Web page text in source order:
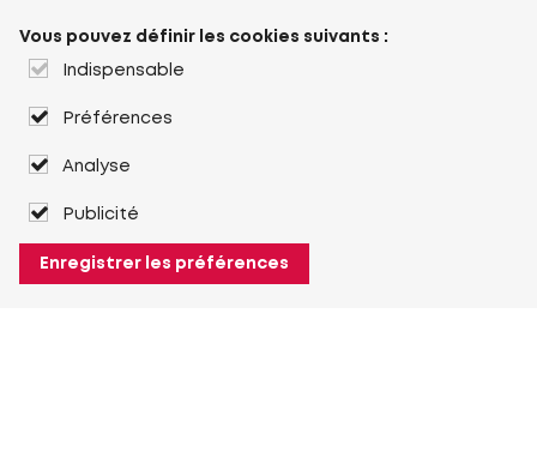
Vous pouvez définir les cookies suivants :
Indispensable
Préférences
Analyse
Publicité
Enregistrer les préférences